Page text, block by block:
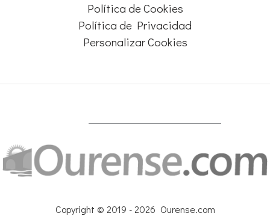
Política de Cookies
Política de Privacidad
Personalizar Cookies
Copyright © 2019 - 2026 Ourense.com